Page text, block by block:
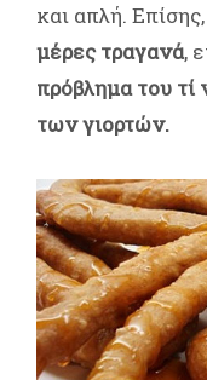
και απλή. Επίσης,
μέρες τραγανά,
πρόβλημα του
των γιορτών.